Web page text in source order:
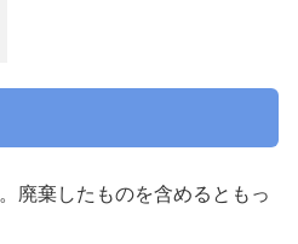
廃棄したものを含めるともっ